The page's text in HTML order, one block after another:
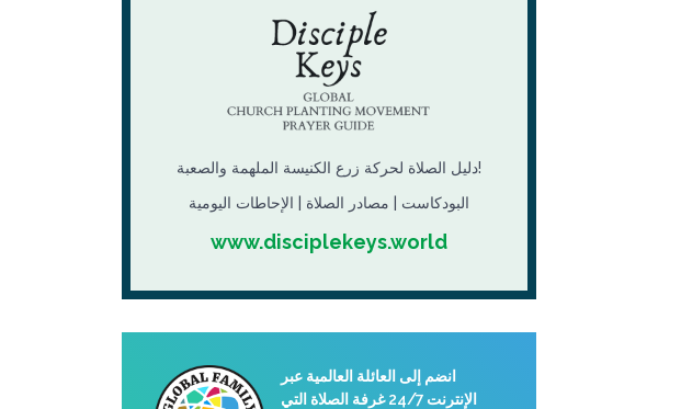
دليل الصلاة لحركة زرع الكنيسة الملهمة والصعبة!
البودكاست | مصادر الصلاة | الإحاطات اليومية
www.disciplekeys.world
انضم إلى العائلة العالمية عبر
الإنترنت 24/7 غرفة الصلاة التي